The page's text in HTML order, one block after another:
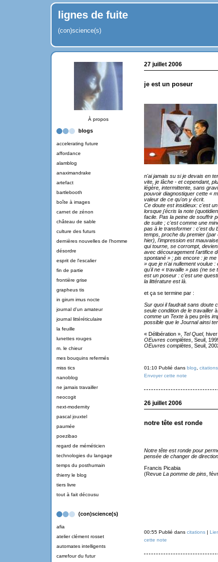
lignes de fuite
(con)science(s)
À propos
blogs
accelerating future
affordance
alamblog
anaximandrake
artefact
bartlebooth
boîte à images
carnet de zénon
château de sable
culture des futurs
dernières nouvelles de l'homme
désordre
esprit de l'escalier
fin de partie
frontière grise
grapheus tis
in girum imus nocte
journal d'un amateur
journal littéréticulaire
la feuille
lunettes rouges
m. le chieur
mes bouquins refermés
miss tics
nanoblog
ne jamais travailler
neocogit
next-modernity
pascal jouxtel
paumée
poezibao
regard de méméticien
technologies du langage
temps du posthumain
thierry le blog
tiers livre
tout à fait décousu
(con)science(s)
afia
atelier clément rosset
automates intelligents
carrefour du futur
27 juillet 2006
je est un poseur
n'ai jamais su si je devais en
vite, je lâche - et cependant,
légère, intermittente, sans
pouvoir diagnostiquer cette «
valeur de ce qu'on y écrit.
Ce doute est insidieux: c'est
lorsque j'écris la note
facile. Pas la peine de souffrir
de suite ; c'est comme une
pas à le transformer : c'est du
temps, proche du premier (par
hier), l'impression est
qui tourne, se corrompt,
avec découragement l'artifice
spontané » ; pis encore : je
» que je n'ai nullement voulue
qu'il ne « travaille » pas (ne se
est un poseur : c'est une
la littérature est là.
et ça se termine par :
Sur quoi il faudrait sans doute
seule condition de le travailler
comme un Texte à peu près
possible que le Journal ainsi
« Délibération », Tel Quel,
OEuvres complètes, Seuil,
OEuvres complètes, Seuil,
01:10 Publié dans blog citations
Envoyer cette note
26 juillet 2006
notre tête est ronde
Notre tête est ronde pour
pensée de changer de
Francis Picabia
(Revue La pomme de pins,
00:55 Publié dans citations|
cette note